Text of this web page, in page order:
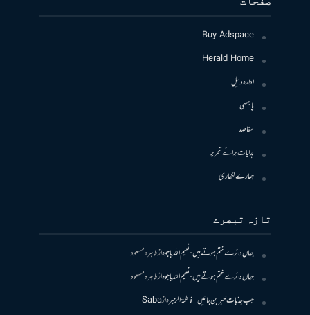
Buy Adspace
Herald Home
ادارہ دلیل
پالیسی
مقاصد
ہدایات برائے تحریر
ہمارے لکھاری
تازہ تبصرے
جہاں دائرے ختم ہوتے ہیں- نعیم اللہ باجوہازطاہرہ مسعود
جہاں دائرے ختم ہوتے ہیں- نعیم اللہ باجوہازطاہرہ مسعود
جب جذبات خبر بن جائیں – فاطمۃالزہرہازSaba